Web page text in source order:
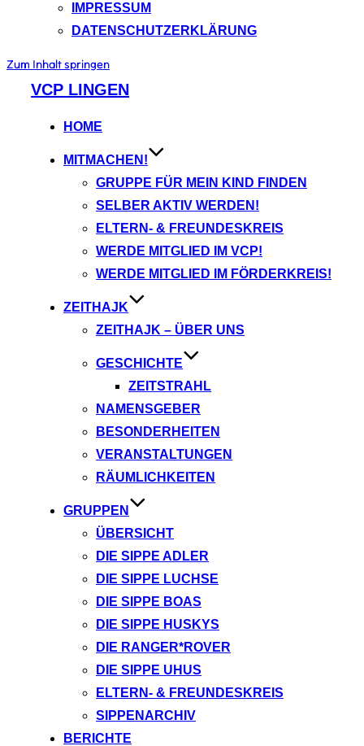
IMPRESSUM
DATENSCHUTZERKLÄRUNG
Zum Inhalt springen
VCP LINGEN
HOME
MITMACHEN!
GRUPPE FÜR MEIN KIND FINDEN
SELBER AKTIV WERDEN!
ELTERN- & FREUNDESKREIS
WERDE MITGLIED IM VCP!
WERDE MITGLIED IM FÖRDERKREIS!
ZEITHAJK
ZEITHAJK – ÜBER UNS
GESCHICHTE
ZEITSTRAHL
NAMENSGEBER
BESONDERHEITEN
VERANSTALTUNGEN
RÄUMLICHKEITEN
GRUPPEN
ÜBERSICHT
DIE SIPPE ADLER
DIE SIPPE LUCHSE
DIE SIPPE BOAS
DIE SIPPE HUSKYS
DIE RANGER*ROVER
DIE SIPPE UHUS
ELTERN- & FREUNDESKREIS
SIPPENARCHIV
BERICHTE